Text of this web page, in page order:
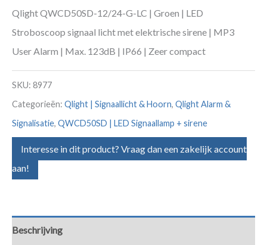
Qlight QWCD50SD-12/24-G-LC | Groen | LED
Stroboscoop signaal licht met elektrische sirene | MP3
User Alarm | Max. 123dB | IP66 | Zeer compact
SKU: 8977
Categorieën: Qlight | Signaallicht & Hoorn, Qlight Alarm &
Signalisatie, QWCD50SD | LED Signaallamp + sirene
Interesse in dit product? Vraag dan een zakelijk account
aan!
Beschrijving